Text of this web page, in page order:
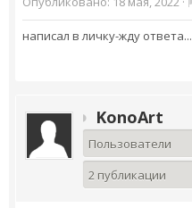
написал в личку-жду ответа...
KonoArt
Пользователи
2 публикации